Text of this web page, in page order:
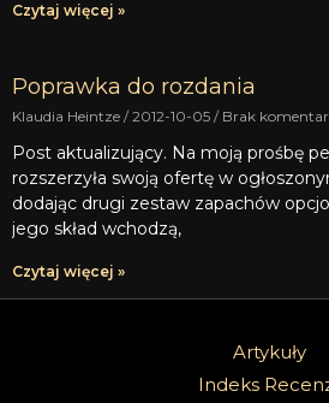
Czytaj więcej »
Poprawka do rozdania
Klaudia Heintze 2012-10-05 Brak
Post aktualizujący. Na moją prośbę
rozszerzyła swoją ofertę w
dodając drugi zestaw zapachów
jego skład wchodzą,
Czytaj więcej »
Artykuły
Indeks